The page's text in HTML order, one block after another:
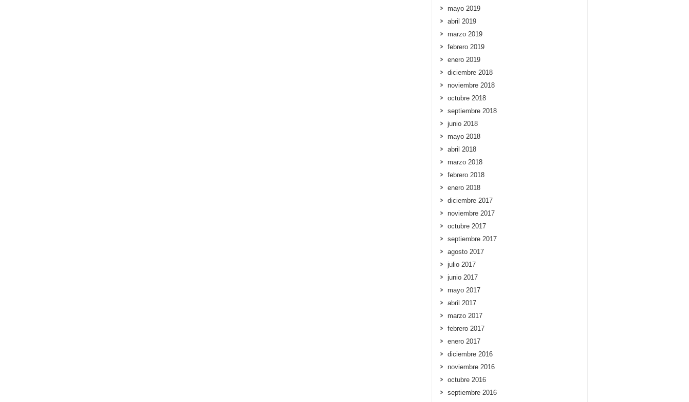
mayo 2019
abril 2019
marzo 2019
febrero 2019
enero 2019
diciembre 2018
noviembre 2018
octubre 2018
septiembre 2018
junio 2018
mayo 2018
abril 2018
marzo 2018
febrero 2018
enero 2018
diciembre 2017
noviembre 2017
octubre 2017
septiembre 2017
agosto 2017
julio 2017
junio 2017
mayo 2017
abril 2017
marzo 2017
febrero 2017
enero 2017
diciembre 2016
noviembre 2016
octubre 2016
septiembre 2016